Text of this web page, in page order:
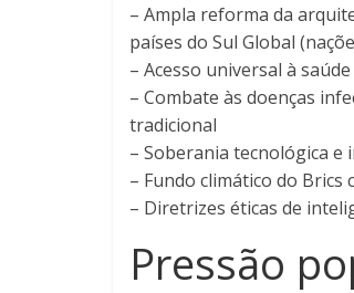
– Ampla reforma da
países do Sul Global
– Acesso universal à saúde
– Combate às doenças
tradicional
– Soberania tecnológica e
– Fundo climático do
– Diretrizes éticas de
Pressão